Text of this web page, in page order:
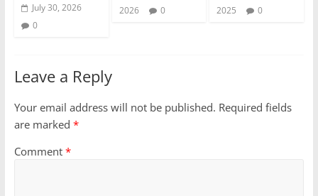
July 30, 2026
0
2026
0
2025
0
Leave a Reply
Your email address will not be published. Required fields
are marked *
Comment *